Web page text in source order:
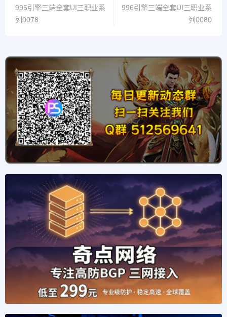
996引擎三端全套UI三职业系
列0078
996引擎三端全套UI三职业系
列0080